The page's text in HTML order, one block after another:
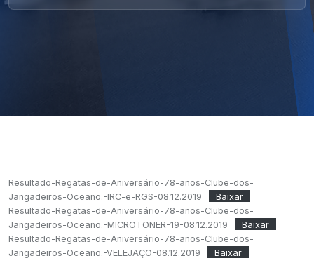
Resultado-Regatas-de-Aniversário-78-anos-Clube-dos-
Jangadeiros-Oceano.-IRC-e-RGS-08.12.2019
Baixar
Resultado-Regatas-de-Aniversário-78-anos-Clube-dos-
Jangadeiros-Oceano.-MICROTONER-19-08.12.2019
Baixar
Resultado-Regatas-de-Aniversário-78-anos-Clube-dos-
Jangadeiros-Oceano.-VELEJAÇO-08.12.2019
Baixar